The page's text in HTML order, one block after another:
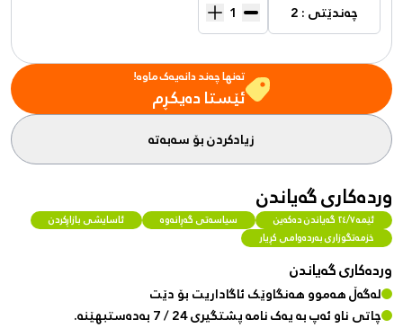
چەندێتی : 2
تەنها چەند دانەیەک ماوە!
ئێستا دەیکڕم
زیادکردن بۆ سەبەتە
وردەکاری گەیاندن
ئێمە ٢٤/٧ گەیاندن دەکەین سیاسەتی گەڕانەوە
ئاسایشی بازاڕکردن
خزمەتگوزاری بەردەوامی کڕیار
وردەکاری گەیاندن
لەگەڵ هەموو هەنگاوێک ئاگاداریت بۆ دێت
چاتی ناو ئەپ بە یەک نامە پشتگیری 24 / 7 بەدەستبهێنە.